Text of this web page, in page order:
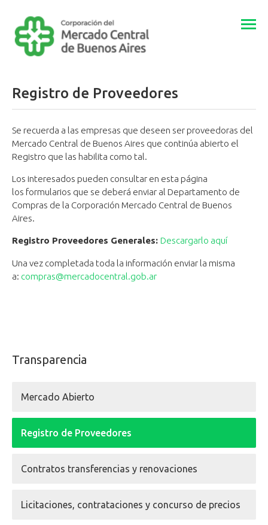
Registro de Proveedores
Se recuerda a las empresas que deseen ser proveedoras del
Mercado Central de Buenos Aires que continúa abierto el
Registro que las habilita como tal.
Los interesados pueden consultar en esta página
los formularios que se deberá enviar al Departamento de
Compras de la Corporación Mercado Central de Buenos
Aires.
Registro Proveedores Generales: Descargarlo aquí
Una vez completada toda la información enviar la misma
a: compras@mercadocentral.gob.ar
Transparencia
Mercado Abierto
Registro de Proveedores
Contratos transferencias y renovaciones
Licitaciones, contrataciones y concurso de precios